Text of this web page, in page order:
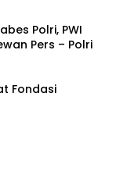
Polri, PWI
Pers – Polri
Fondasi